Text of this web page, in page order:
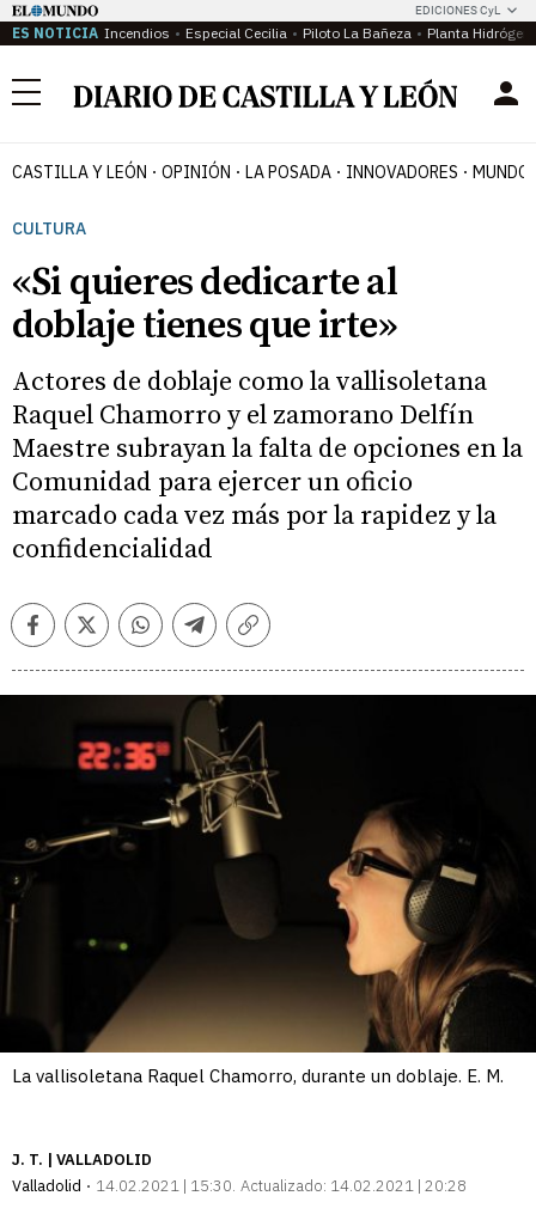
EDICIONES CyL
ES NOTICIA Incendios Especial Cecilia Piloto La Bañeza Planta
Menú
CASTILLA Y LEÓN OPINIÓN LA POSADA INNOVADORES MUNDO
CULTURA
«Si quieres dedicarte al
doblaje tienes que irte»
Actores de doblaje como la vallisoletana
Raquel Chamorro y el zamorano Delfín
Maestre subrayan la falta de opciones en la
Comunidad para ejercer un oficio
marcado cada vez más por la rapidez y la
confidencialidad
FacebookTwitterWhatsappTelegramCopiar
La vallisoletana Raquel Chamorro, durante un doblaje. E. M.
J. T. | VALLADOLID
Valladolid
14.02.2021 | 15:30 Actualizado: 14.02.2021 | 20:28